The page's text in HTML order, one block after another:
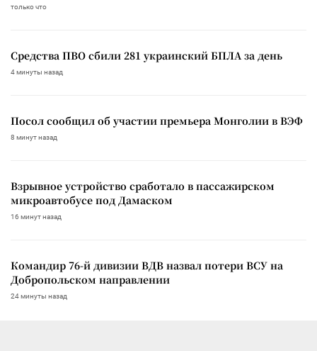
только что
Средства ПВО сбили 281 украинский БПЛА за день
4 минуты назад
Посол сообщил об участии премьера Монголии в ВЭФ
8 минут назад
Взрывное устройство сработало в пассажирском
микроавтобусе под Дамаском
16 минут назад
Командир 76-й дивизии ВДВ назвал потери ВСУ на
Добропольском направлении
24 минуты назад